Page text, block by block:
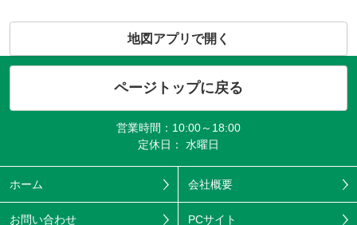
地図アプリで開く
ページトップに戻る
営業時間：10:00～18:00
定休日： 水曜日
ホーム 会社概要
お問い合わせ PCサイト